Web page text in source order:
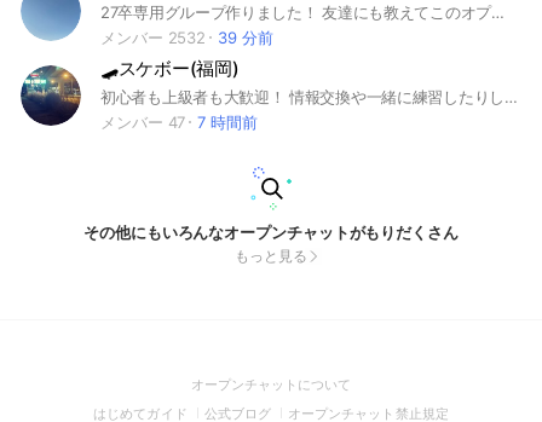
27卒専用グループ作りました！ 友達にも教えてこのオプチャ広げていこう！ ＃就活＃25卒#広告＃マスコミ＃印刷#テレビ#ラジオ＃芸能#芸能人 マスコミ ＃出版#新聞#インターンシップ＃本選考#大学生 学生 大学 就職対策 就活対策 早期選考 面接 面接対策 内々定 インターン ES 情報共有 玉手箱 Webテスト 伊藤忠商事 キーエンス 食品関連 営業職 事務所 事務職 情報管理 サービス業 #ユニスタイル#面接#採用 #内定#ES#エントリーシート＃自己分析＃業界研究＃企業研究＃自己PR #ガクチカ#学生時代頑張ったこと＃志望動機#webテスト＃ウェブテスト #GD ＃グループディスカッション＃グルディス＃OB訪問＃企業選び＃就活対策＃就活準備＃大手企業＃中小企業#ベンチャー企業#日系企業＃外資系企業 ＃電通#博報堂#ADK#サイバー＃JR東日本企画 ＃読売広告社＃ 東急#DAC #大広#NHK #テレ朝＃テレ東＃TBS #フジテレビ＃ 日本テレビ＃スカパー＃ジェイコム＃WOWWOW #朝日放送#朝日放送＃毎日放送#読売テレビ＃凸版印刷#DNP #ソニーミュージック#ポニーキャニオン＃エイベックス ＃松竹#東宝＃東映＃ 講談社＃集英社＃小学館#KADOKAWA#トーハン＃新潮社＃文 藝春秋#読売新聞#朝日新聞＃毎日新聞＃日経新聞＃産経新聞
メンバー 2532
39 分前
🛹スケボー(福岡)
初心者も上級者も大歓迎！ 情報交換や一緒に練習したりしませんか？
メンバー 47
7 時間前
その他にもいろんなオープンチャットがもりだくさん
もっと見る
オープンチャットについて
in
はじめてガイド (Open
公式ブログ (Open
オープンチャット禁止規定(Open